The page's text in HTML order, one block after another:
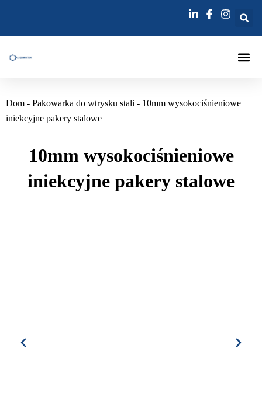
treści
Dom - Pakowarka do wtrysku stali - 10mm wysokociśnieniowe
iniekcyjne pakery stalowe
10mm wysokociśnieniowe
iniekcyjne pakery stalowe